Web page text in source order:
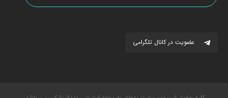
عضویت در کانال تلگرامی